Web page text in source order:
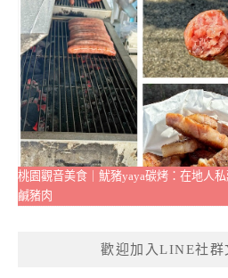
桃園觀音美食｜魷豬yaya碳烤：在地人
鹹豬肉
歡迎加入LINE社群